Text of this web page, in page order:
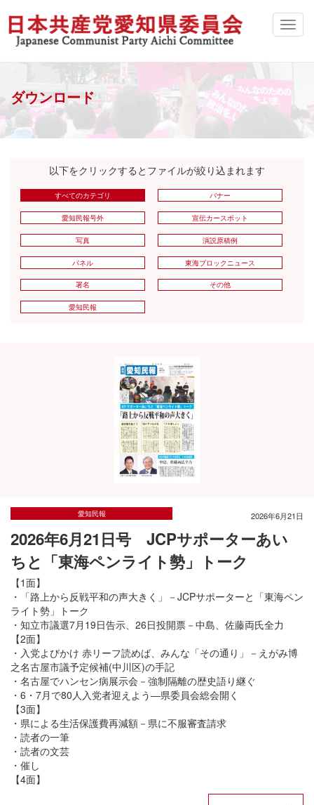
ダウンロード
以下をクリックするとファイルが絞り込まれます
すべてのカテゴリ バナー
愛知民報号外 宣伝カースポット
写真 演説原稿例
パネル 東海ブロックニュース
署名 その他
愛知民報
愛知民報 2026年6月21日
2026年6月21日号 JCPサポーターあい
ちと「東海ペンライト勢」トーク
【1面】
・「路上から反戦平和の声大きく」－JCPサポーターと「東海ペン
ライト勢」トーク
・知立市議選7月19日告示、26日投開票－中島、佐藤両氏全力
【2面】
・入党よびかけ 赤リーフ読めば、みんな「その通り」－えがみ博
之名古屋市議予定候補(中川区)の手記
・名古屋でハンセン病展示会－強制隔離の歴史語り継ぐ
・6・7月で80人入党者迎えよう―県委員会総会開く
【3面】
・県による生活保護費再減額－県に不服審査請求
・読者の一筆
・読者の文芸
・催し
【4面】